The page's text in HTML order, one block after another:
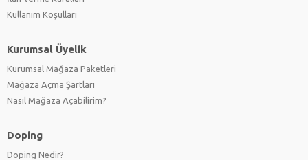
Kullanım Koşulları
Kurumsal Üyelik
Kurumsal Mağaza Paketleri
Mağaza Açma Şartları
Nasıl Mağaza Açabilirim?
Doping
Doping Nedir?